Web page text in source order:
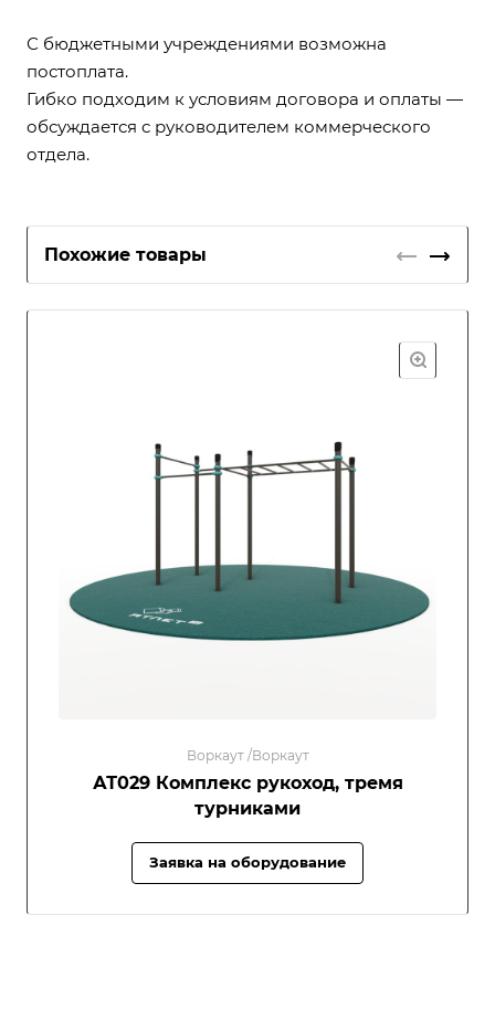
С бюджетными учреждениями возможна
постоплата.
Гибко подходим к условиям договора и оплаты —
обсуждается с руководителем коммерческого
отдела.
Похожие товары
Воркаут /Воркаут
АТ029 Комплекс рукоход, тремя
турниками
Заявка на оборудование